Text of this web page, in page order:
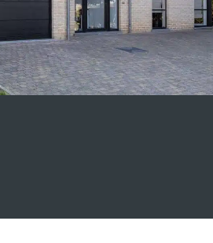
Maison témoin Heure-le-Romain